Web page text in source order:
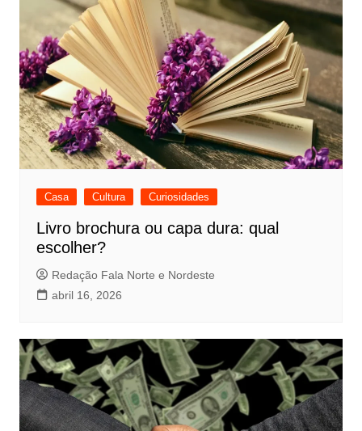
Casa Cultura Curiosidades
Livro brochura ou capa dura: qual
escolher?
Redação Fala Norte e Nordeste
abril 16, 2026